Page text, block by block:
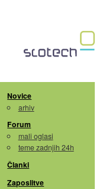
Novice
arhiv
Forum
mali oglasi
teme zadnjih 24h
Članki
Zaposlitve